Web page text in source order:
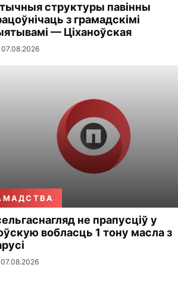
структуры павінны
з грамадскімі
— Ціханоўская
07.08.2026
не прапусціў у
вобласць 1 тону масла з
07.08.2026